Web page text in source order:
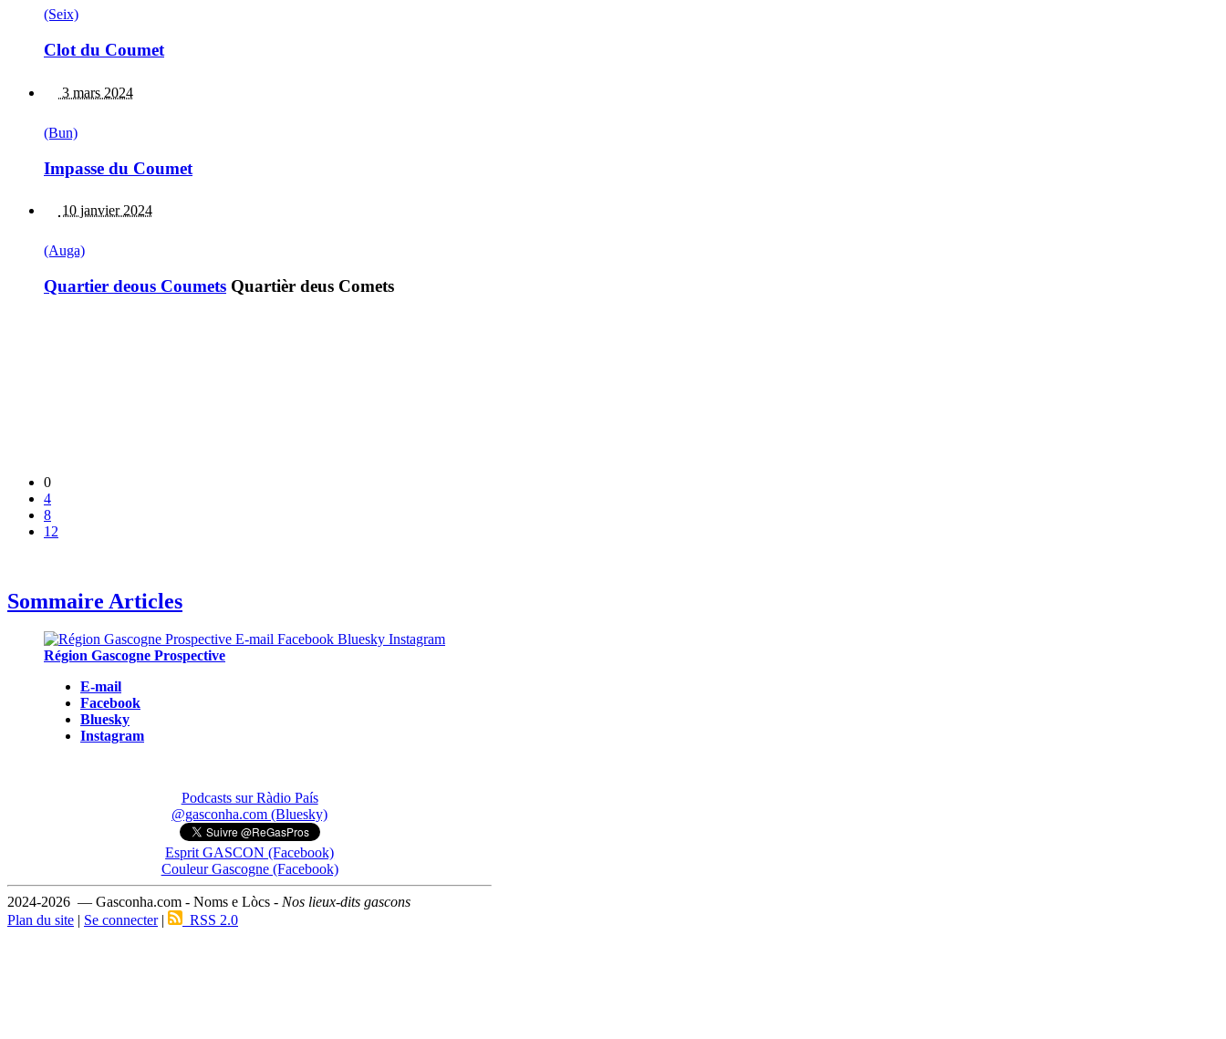
(Seix)
Clot du Coumet
3 mars 2024
(Bun)
Impasse du Coumet
10 janvier 2024
(Auga)
Quartier deous Coumets Quartièr deus Comets
0
4
8
12
Sommaire Articles
Région Gascogne Prospective
E-mail
Facebook
Bluesky
Instagram
Podcasts sur Ràdio País
@gasconha.com (Bluesky)
Esprit GASCON (Facebook)
Couleur Gascogne (Facebook)
2024-2026 — Gasconha.com - Noms e Lòcs - Nos lieux-dits gascons
Plan du site
Se connecter| RSS 2.0